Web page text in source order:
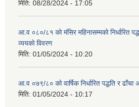
मिति: 08/28/2024 - 17:05
आ.व ०८०/८१ को मंसिर महिनासम्मको निर्धारित
व्ययको विवरण
मिति: 01/05/2024 - 10:20
आ.व ०७९/८० को वार्षिक निर्धारित पद्धति र
मिति: 01/05/2024 - 10:17